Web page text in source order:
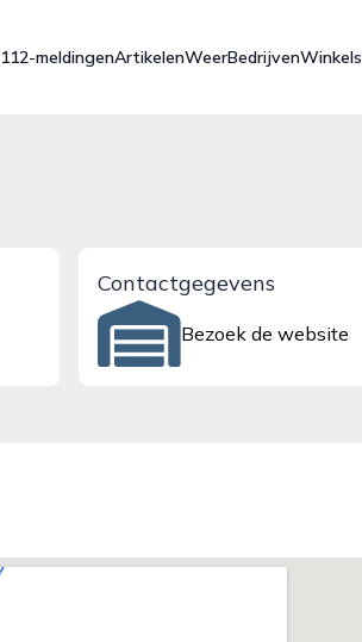
112-meldingenArtikelenWeerBedrijvenWinkels
Contactgegevens
Bezoek de website